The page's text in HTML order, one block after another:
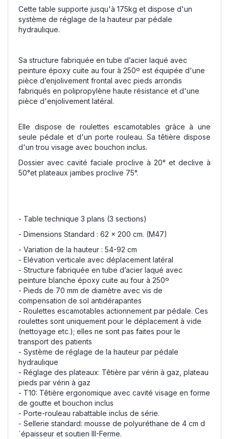
Cette table supporte jusqu'à 175kg et dispose d'un
système de réglage de la hauteur par pédale
hydraulique.
Sa structure fabriquée en tube d’acier laqué avec
peinture époxy cuite au four à 250º est équipée d'une
pièce d’enjolivement frontal avec pieds arrondis
fabriqués en polipropylène haute résistance et d'une
pièce d'enjolivement latéral.
Elle dispose de roulettes escamotables grâce à une
seule pédale et d'un porte rouleau. Sa têtière dispose
d'un trou visage avec bouchon inclus.
Dossier avec cavité faciale proclive à 20° et declive à
50°et plateaux jambes proclive 75°.
- Table technique 3 plans (3 sections)
- Dimensions Standard : 62 x 200 cm. (M47)
- Variation de la hauteur : 54-92 cm
- Elévation verticale avec déplacement latéral
- Structure fabriquée en tube d’acier laqué avec
peinture blanche époxy cuite au four à 250º
- Pieds de 70 mm de diamètre avec vis de
compensation de sol antidérapantes
- Roulettes escamotables actionnement par pédale. Ces
roulettes sont uniquement pour le déplacement à vide
(nettoyage etc.); elles ne sont pas faites pour le
transport des patients
- Système de réglage de la hauteur par pédale
hydraulique
- Réglage des plateaux: Têtière par vérin à gaz, plateau
pieds par vérin à gaz
- T10: Têtière ergonomique avec cavité visage en forme
de goutte et bouchon inclus
- Porte-rouleau rabattable inclus de série.
- Sellerie standard: mousse de polyuréthane de 4 cm d
´épaisseur et soutien III-Ferme.